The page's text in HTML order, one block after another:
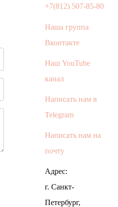
+7(812) 507-85-80
Наша группа
Вконтакте
Наш YouTube
канал
Написать нам в
Telegram
Написать нам на
почту
Адрес:
г. Санкт-
Петербург,